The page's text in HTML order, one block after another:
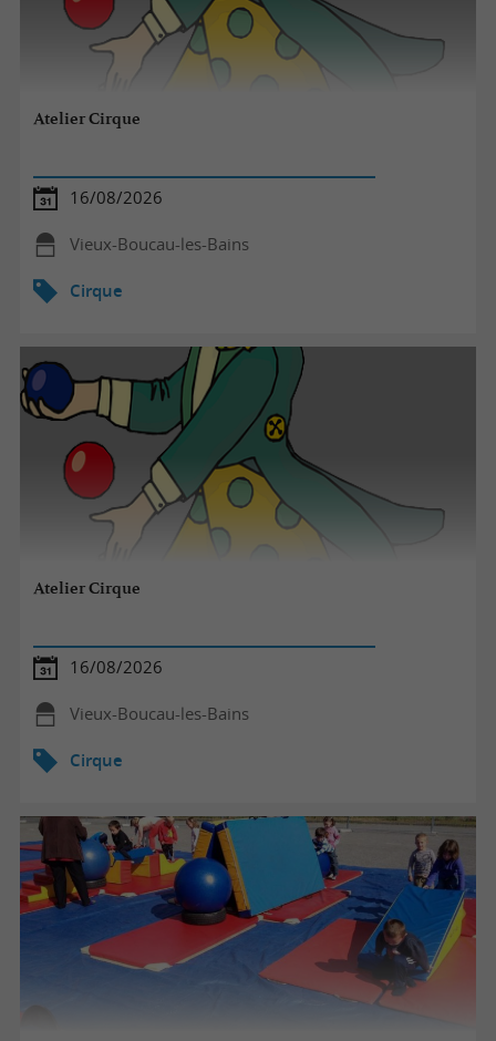
Atelier Cirque
16/08/2026
Vieux-Boucau-les-Bains
Cirque
Atelier Cirque
16/08/2026
Vieux-Boucau-les-Bains
Cirque